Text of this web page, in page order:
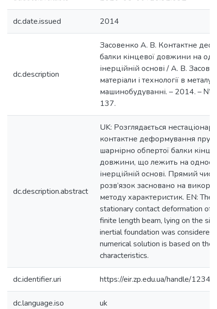
dc.date.issued 2014
dc.description
Засовенко А. В. Контактне
балки кінцевої довжини на
інерційній основі / А. В.
матеріали і технології в
машинобудуванні. – 2014. – №
137.
dc.description.abstract
UK: Розглядається
контактне деформування
шарнірно обпертої балки
довжини, що лежить на
інерційній основі. Прямий
розв’язок засновано на
методу характеристик. EN: The
stationary contact deformation of
finite length beam, lying on the
inertial foundation was
numerical solution is based on the
characteristics.
dc.identifier.uri https://eir.zp.edu.ua/handle/
dc.language.iso uk